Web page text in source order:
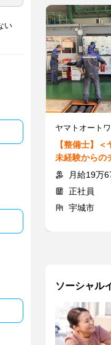
い
【整備士】
未経験からの
格取得制度あ
月給19万6750円
正社員
宇城市
ソーシャル